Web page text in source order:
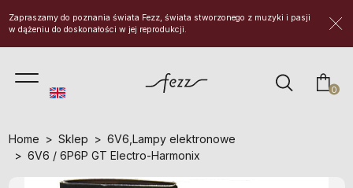
Zapraszamy do poznania świata Fezz, świata stworzonego z muzyki i pasji
w dążeniu do doskonałości w jej reprodukcji.
0
Home Sklep 6V6 Lampy elektronowe
6V6 / 6P6P GT Electro-Harmonix